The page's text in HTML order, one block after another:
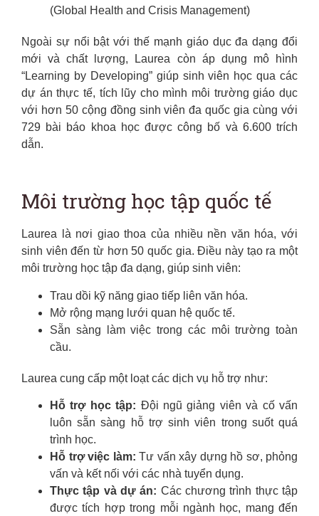
(Global Health and Crisis Management)
Ngoài sự nổi bật với thế mạnh giáo dục đa dạng đổi
mới và chất lượng, Laurea còn áp dụng mô hình
“Learning by Developing” giúp sinh viên học qua các
dự án thực tế, tích lũy cho mình môi trường giáo dục
với hơn 50 cộng đồng sinh viên đa quốc gia cùng với
729 bài báo khoa học được công bố và 6.600 trích
dẫn.
Môi trường học tập quốc tế
Laurea là nơi giao thoa của nhiều nền văn hóa, với
sinh viên đến từ hơn 50 quốc gia. Điều này tạo ra một
môi trường học tập đa dạng, giúp sinh viên:
Trau dồi kỹ năng giao tiếp liên văn hóa.
Mở rộng mạng lưới quan hệ quốc tế.
Sẵn sàng làm việc trong các môi trường toàn
cầu.
Laurea cung cấp một loạt các dịch vụ hỗ trợ như:
Hỗ trợ học tập: Đội ngũ giảng viên và cố vấn
luôn sẵn sàng hỗ trợ sinh viên trong suốt quá
trình học.
Hỗ trợ việc làm: Tư vấn xây dựng hồ sơ, phỏng
vấn và kết nối với các nhà tuyển dụng.
Thực tập và dự án: Các chương trình thực tập
được tích hợp trong mỗi ngành học, mang đến